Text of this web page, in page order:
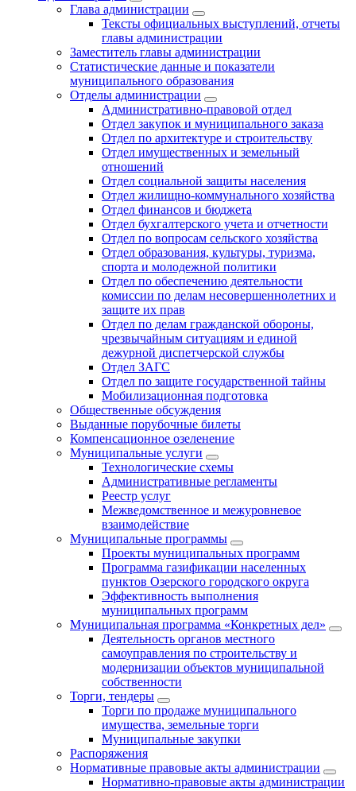
Глава администрации
Тексты официальных выступлений, отчеты
главы администрации
Заместитель главы администрации
Статистические данные и показатели
муниципального образования
Отделы администрации
Административно-правовой отдел
Отдел закупок и муниципального заказа
Отдел по архитектуре и строительству
Отдел имущественных и земельный
отношений
Отдел социальной защиты населения
Отдел жилищно-коммунального хозяйства
Отдел финансов и бюджета
Отдел бухгалтерского учета и отчетности
Отдел по вопросам сельского хозяйства
Отдел образования, культуры, туризма,
спорта и молодежной политики
Отдел по обеспечению деятельности
комиссии по делам несовершеннолетних и
защите их прав
Отдел по делам гражданской обороны,
чрезвычайным ситуациям и единой
дежурной диспетчерской службы
Отдел ЗАГС
Отдел по защите государственной тайны
Мобилизационная подготовка
Общественные обсуждения
Выданные порубочные билеты
Компенсационное озеленение
Муниципальные услуги
Технологические схемы
Административные регламенты
Реестр услуг
Межведомственное и межуровневое
взаимодействие
Муниципальные программы
Проекты муниципальных программ
Программа газификации населенных
пунктов Озерского городского округа
Эффективность выполнения
муниципальных программ
Муниципальная программа «Конкретных дел»
Деятельность органов местного
самоуправления по строительству и
модернизации объектов муниципальной
собственности
Торги, тендеры
Торги по продаже муниципального
имущества, земельные торги
Муниципальные закупки
Распоряжения
Нормативные правовые акты администрации
Нормативно-правовые акты администрации